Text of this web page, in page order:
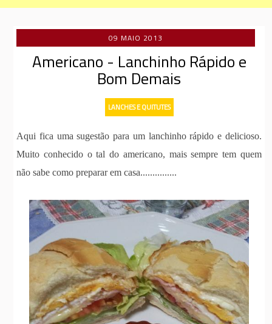
09 MAIO 2013
Americano - Lanchinho Rápido e
Bom Demais
LANCHES E QUITUTES
Aqui fica uma sugestão para um lanchinho rápido e delicioso.
Muito conhecido o tal do americano, mais sempre tem quem
não sabe como preparar em casa...............